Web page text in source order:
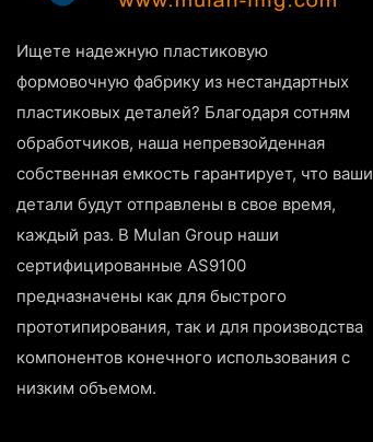
Ищете надежную пластиковую
формовочную фабрику из нестандартных
пластиковых деталей? Благодаря сотням
обработчиков, наша непревзойденная
собственная емкость гарантирует, что ваши
детали будут отправлены в свое время,
каждый раз. В Mulan Group наши
сертифицированные AS9100
предназначены как для быстрого
прототипирования, так и для производства
компонентов конечного использования с
низким объемом.